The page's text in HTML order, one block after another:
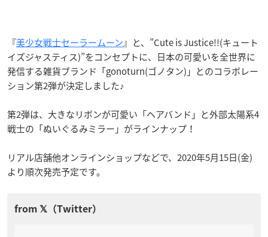
『美少女戦士セーラームーン』と、”Cute is Justice!!(キュート
イズジャスティス)”をコンセプトに、日本の可愛いを全世界に
発信する雑貨ブランド「gonoturn(ゴノタン)」とのコラボレー
ション第2弾が決定しました♪
第2弾は、大きなリボンが可愛い「ヘアバンド」と外部太陽系4
戦士の「ぬいぐるみミラー」がラインナップ！
リアル店舗他オンラインショップなどで、2020年5月15日(金)
より順次発売予定です。